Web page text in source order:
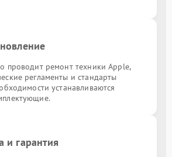
проводит ремонт техники Apple,
регламенты и стандарты
устанавливаются
и гарантия